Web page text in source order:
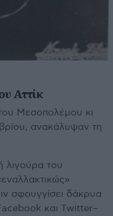
Αττίκ
Μεσοπολέμου κι
ανακάλυψαν τη
λιγούρα του
σφουγγίσει δάκρυα
και Twitter–